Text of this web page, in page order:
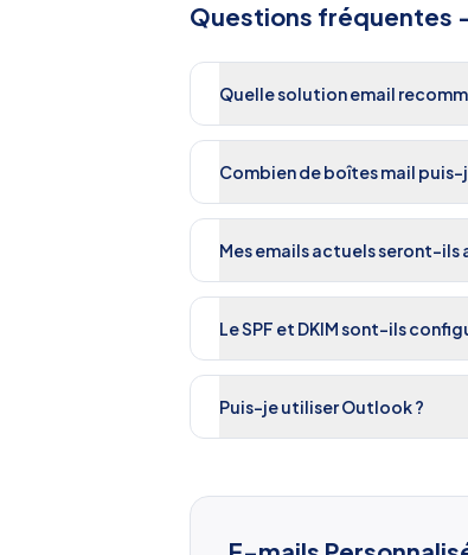
Questions fréquentes
Quelle solution email
Combien de boîtes mail puis-
Mes emails actuels seront-ils
Le SPF et DKIM sont-ils
Puis-je utiliser Outlook ?